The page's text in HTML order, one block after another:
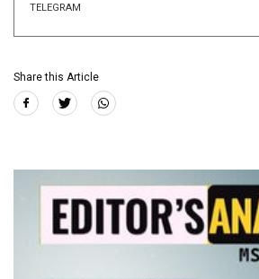
TELEGRAM
Share this Article